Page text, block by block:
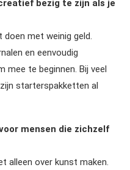
bezig te zijn als je
doen met weinig geld.
en eenvoudig
mee te beginnen. Bij veel
starterspakketten al
mensen die zichzelf
alleen over kunst maken.